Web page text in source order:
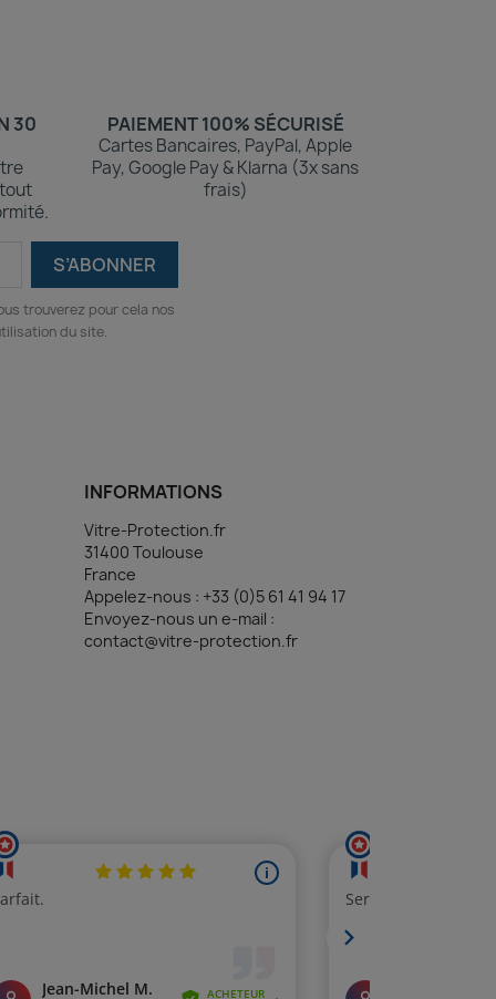
30
PAIEMENT 100% SÉCURISÉ
Cartes Bancaires, PayPal, Apple
Pay, Google Pay & Klarna (3x sans
frais)
trouverez pour cela nos
du site.
INFORMATIONS
Vitre-Protection.fr
31400 Toulouse
France
Appelez-nous : +33 (0)5 61 41 94 17
Envoyez-nous un e-mail :
contact@vitre-protection.fr